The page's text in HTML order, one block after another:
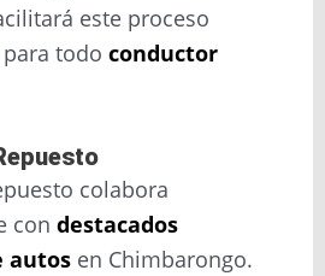
este proceso
todo conductor
colabora
con destacados
autosen Chimbarongo.